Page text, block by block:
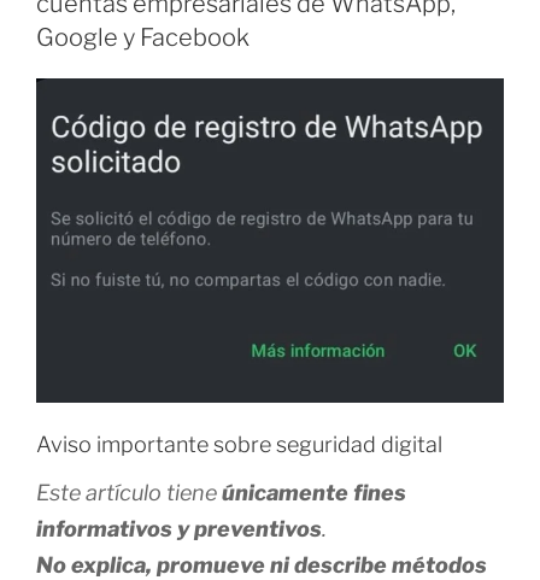
I
C
Google y Facebook
Aviso importante sobre seguridad digital
Este artículo tieneúnicamente fines
informativos y preventivos.
No explica, promueve ni describe métodos